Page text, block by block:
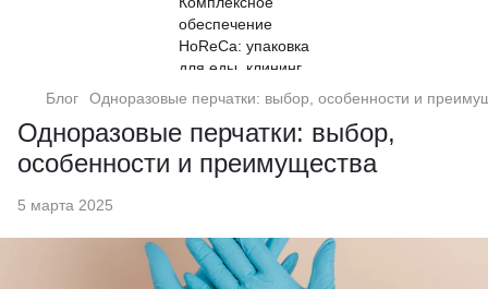
Блог Одноразовые перчатки: выбор, особенности и
Одноразовые перчатки: выбор,
особенности и преимущества
5 марта 2025